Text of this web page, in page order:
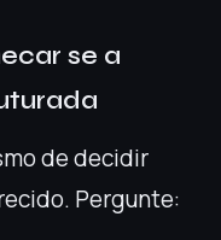
se a
de decidir
Pergunte: